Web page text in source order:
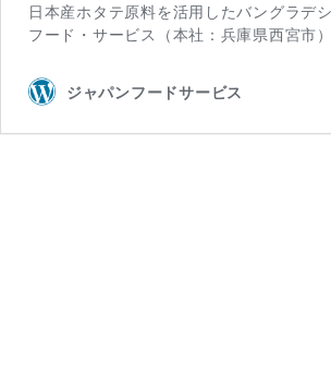
日本産ホタテ原料を活用したバングラデ
フード・サービス（本社：兵庫県西宮
ジャパンフードサービス